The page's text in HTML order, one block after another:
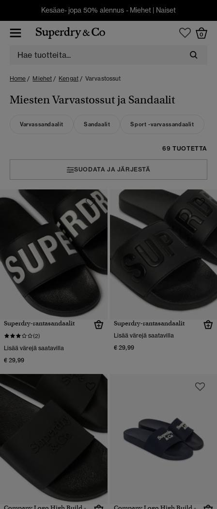
Kesäae- jopa 50% alennus - Miehet | Naiset
0
Home Miehet Kengat Varvastossut
Miesten Varvastossut ja Sandaalit
Varvassandaalit Sandaalit Sport -varvassandaalit
69 TUOTETTA
SUODATA JA JÄRJESTÄ
Superdry-rantasandaalit
(2)
Lisää värejä saatavilla
€ 29,99
Superdry-rantasandaalit
Lisää värejä saatavilla
€ 29,99